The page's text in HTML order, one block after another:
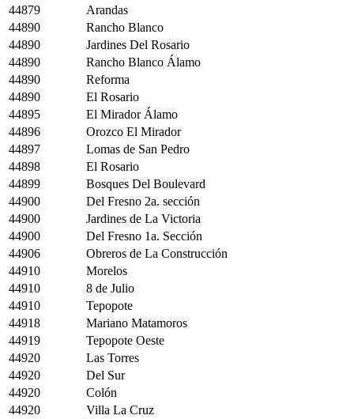
44879
Arandas
44890
Rancho Blanco
44890
Jardines Del Rosario
44890
Rancho Blanco Álamo
44890
Reforma
44890
El Rosario
44895
El Mirador Álamo
44896
Orozco El Mirador
44897
Lomas de San Pedro
44898
El Rosario
44899
Bosques Del Boulevard
44900
Del Fresno 2a. sección
44900
Jardines de La Victoria
44900
Del Fresno 1a. Sección
44906
Obreros de La Construcción
44910
Morelos
44910
8 de Julio
44910
Tepopote
44918
Mariano Matamoros
44919
Tepopote Oeste
44920
Las Torres
44920
Del Sur
44920
Colón
44920
Villa La Cruz